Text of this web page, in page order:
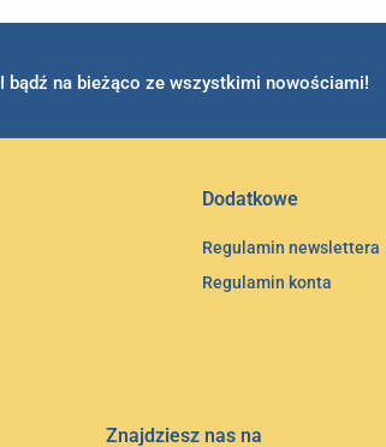
I bądź na bieżąco ze wszystkimi nowościami!
Dodatkowe
Regulamin newslettera
Regulamin konta
Znajdziesz nas na